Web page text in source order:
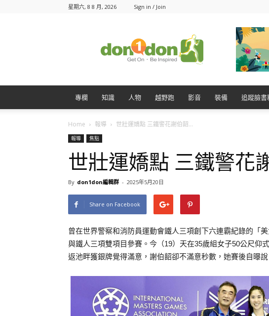
星期六, 8 8 月, 2026 Sign in / Join
專欄 知識 人物 越野跑 影音 裝備 追蹤臉書
Home 報導 世壯運嬌點 三鐵警花謝伯韶...
報導 焦點
世壯運嬌點 三鐵警花
By don1don編輯群 - 2025年5月20日
Share on Facebook
曾在世界警察和消防員運動會鐵人三項創下六連霸紀錄的「
與鐵人三項雙項目參賽。今（19）天在35歲組女子50公尺仰
返池畔獲銀牌覺得滿意，謝伯韶卻不滿意秒數，她賽後自曝說